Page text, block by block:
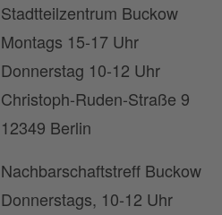
Stadtteilzentrum Buckow
Montags 15-17 Uhr
Donnerstag 10-12 Uhr
Christoph-Ruden-Straße 9
12349 Berlin
Nachbarschaftstreff Buckow
Donnerstags, 10-12 Uhr